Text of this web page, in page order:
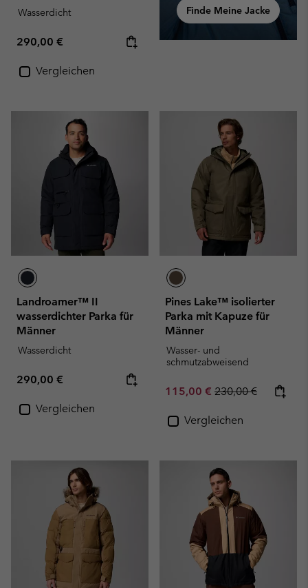
Wasserdicht
Regular price:
290,00 €
Vergleichen
Finde Meine Jacke
Landroamer™ II
wasserdichter Parka für
Männer
Wasserdicht
Regular price:
290,00 €
Vergleichen
Pines Lake™ isolierter
Parka mit Kapuze für
Männer
Wasser- und
schmutzabweisend
Sale price:
115,00 € Regular price:
230,00 €
Vergleichen